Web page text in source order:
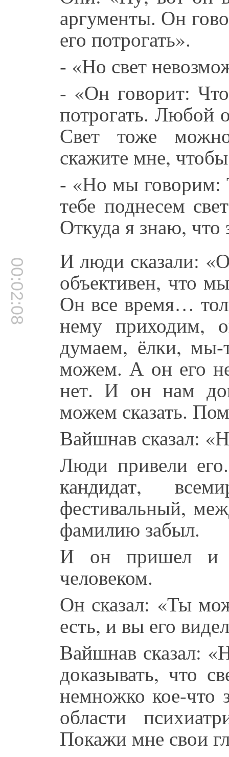
аргументы. Он
его потрогать».
- «Но свет
- «Он говорит:
потрогать. Любой
Свет тоже
скажите мне,
- «Но мы говорим:
тебе поднесем
Откуда я знаю,
00:02:08 И люди сказали:
объективен, что
Он все время…
нему приходим,
думаем, ёлки, мы-
можем. А он его
нет. И он нам
можем сказать.
Вайшнав сказал:
Люди привели
кандидат,
фестивальный,
фамилию забыл.
И он пришел и
человеком.
Он сказал: «Ты
есть, и вы его
Вайшнав сказал:
доказывать, что
немножко кое-что
области
Покажи мне свои